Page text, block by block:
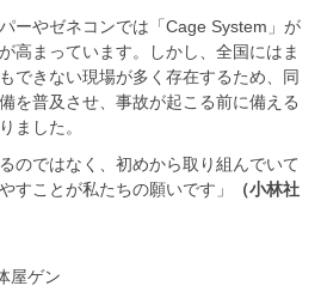
ーやゼネコンでは「Cage System」が
高まっています。しかし、全国にはま
できない現場が多く存在するため、同
を普及させ、事故が起こる前に備える
ました。
のではなく、初めから取り組んでいて
すことが私たちの願いです」
（小林社
屋ゲン